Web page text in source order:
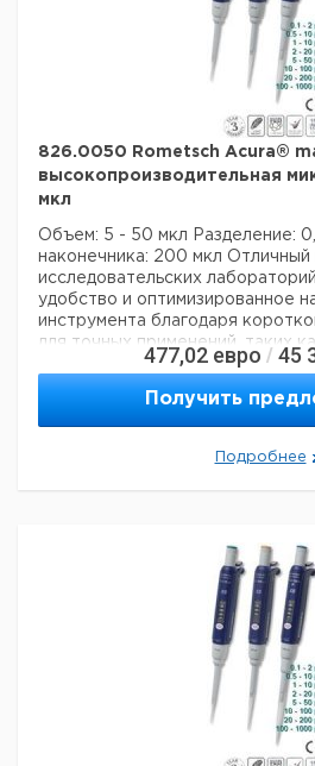
826.0050 Rometsch Acura®
высокопроизводительная
мкл
Объем: 5 - 50 мкл Разделение:
наконечника: 200 мкл Отличный
исследовательских
удобство и оптимизированное
инструмента благодаря
для точных применений, таких
микропробирках.
уплотнительных колец
бережное пипетирование и
во время рабочих процессов.
рабочие характеристики и
дозированию.
50 мкл
1
Данные для перевозки
477,02 евро / 45
Получить
Подробнее